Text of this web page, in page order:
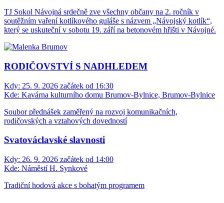
TJ Sokol Návojná srdečně zve všechny občany na 2. ročník v
soutěžním vaření kotlíkového guláše s názvem „Návojský kotlík“,
který se uskuteční v sobotu 19. září na betonovém hřišti v Návojné.
RODIČOVSTVÍ S NADHLEDEM
Kdy: 25. 9. 2026 začátek od 16:30
Kde: Kavárna kulturního domu Brumov-Bylnice, Brumov-Bylnice
Soubor přednášek zaměřený na rozvoj komunikačních,
rodičovských a vztahových dovedností
Svatováclavské slavnosti
Kdy: 26. 9. 2026 začátek od 14:00
Kde: Náměstí H. Synkové
Tradiční hodová akce s bohatým programem